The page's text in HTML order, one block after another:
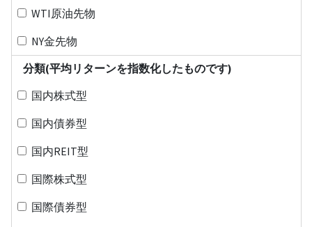
WTI原油先物
NY金先物
分類(平均リターンを指数化したものです)
国内株式型
国内債券型
国内REIT型
国際株式型
国際債券型